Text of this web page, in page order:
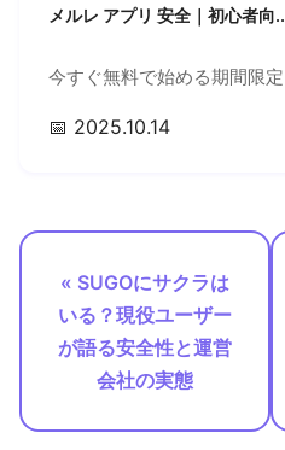
メルレ アプリ 安全｜初心者向
今すぐ無料で始める期間限
📅 2025.10.14
« SUGOにサクラは
いる？現役ユーザー
が語る安全性と運営
会社の実態